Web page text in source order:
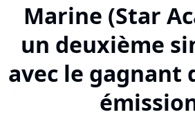
Marine (Star
un deuxième
avec le gagnant